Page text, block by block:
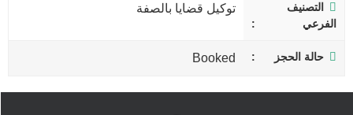
التصنيف
الفرعي
توكيل قضايا بالصفة
حالة الحجز Booked